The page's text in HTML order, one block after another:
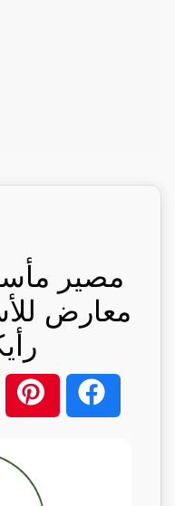
مصير
معارض